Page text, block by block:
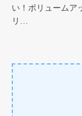
い！ボリュームア
リ…